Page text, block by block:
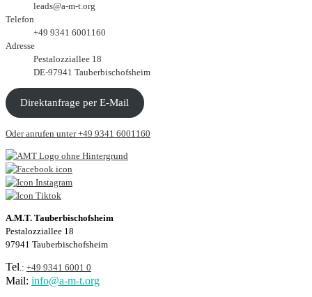
leads@a-m-t.org
Telefon
+49 9341 6001160
Adresse
Pestalozziallee 18
DE-97941 Tauberbischofsheim
Direktanfrage per E-Mail
Oder anrufen unter +49 9341 6001160
A.M.T. Tauberbischofsheim
Pestalozziallee 18
97941 Tauberbischofsheim
Tel .: +49 9341 6001 0
Mail: info@a-m-t.org